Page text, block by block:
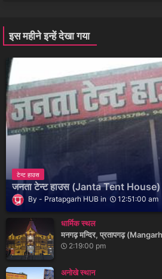
इस महीने इन्हें देखा गया
टेन्ट हाउस
जनता टेन्ट हाउस (Janta Tent House)
Pratapgarh HUB 12:51:00 am
धार्मिक स्थल
मनगढ़ मन्दिर, प्रतापगढ़
2:19:00 pm
अनोखे स्थान